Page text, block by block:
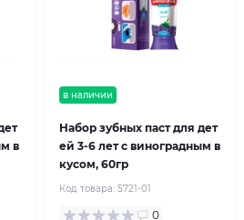
в
в наличии
Набор зубных паст для дет
ей 3-6 лет с виноградным в
кусом, 60гр
Код товара: 5721-01
0